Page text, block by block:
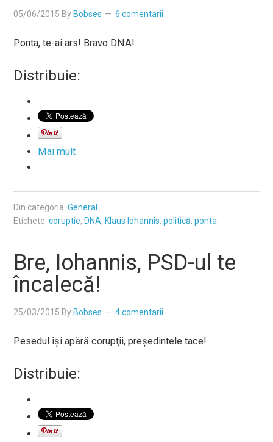
05/06/2015 By Bobses 6 comentarii
Ponta, te-ai ars! Bravo DNA!
Distribuie:
Mai mult
Din categoria:General
Etichete:coruptie, DNA, Klaus Iohannis,politică,ponta
Bre, Iohannis, PSD-ul te
încalecă!
25/03/2015 By Bobses 4 comentarii
Pesedul îşi apără corupţii, preşedintele tace!
Distribuie: